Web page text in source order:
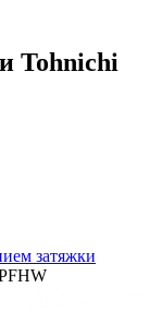
Tohnichi
затяжки